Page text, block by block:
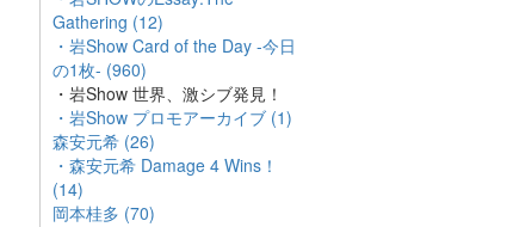
Gathering (12)
・岩Show Card of the Day -今日
の1枚- (960)
・岩Show 世界、激シブ発見！
・岩Show プロモアーカイブ (1)
森安元希 (26)
・森安元希 Damage 4 Wins！
(14)
岡本桂多 (70)